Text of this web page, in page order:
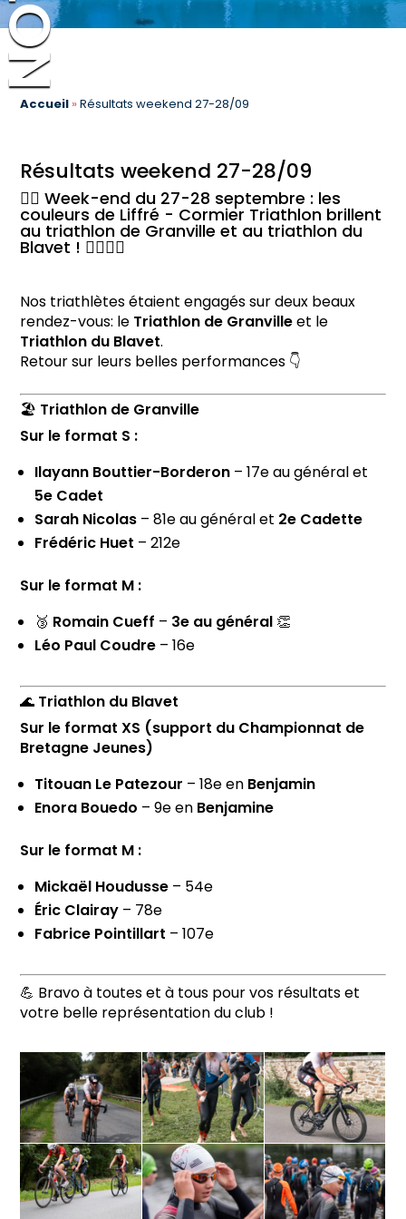
Accueil »Résultats weekend 27-28/09
Résultats weekend 27-28/09
🏊‍♂️ Week-end du 27-28 septembre : les
couleurs de Liffré - Cormier Triathlon brillent
au triathlon de Granville et au triathlon du
Blavet ! 🚴‍♀️🏃‍♂️
Nos triathlètes étaient engagés sur deux beaux
rendez-vous: le Triathlon de Granvilleet le
Triathlon du Blavet.
Retour sur leurs belles performances 👇
🏖️ Triathlon de Granville
Sur le format S :
Ilayann Bouttier-Borderon – 17e au général et
5e Cadet
Sarah Nicolas – 81e au général et 2e Cadette
Frédéric Huet – 212e
Sur le format M :
🥉 Romain Cueff – 3e au général 👏
Léo Paul Coudre – 16e
🌊 Triathlon du Blavet
Sur le format XS (support du Championnat de
Bretagne Jeunes)
Titouan Le Patezour – 18e en Benjamin
Enora Bouedo – 9e en Benjamine
Sur le format M :
Mickaël Houdusse – 54e
Éric Clairay – 78e
Fabrice Pointillart – 107e
💪 Bravo à toutes et à tous pour vos résultats et
votre belle représentation du club !